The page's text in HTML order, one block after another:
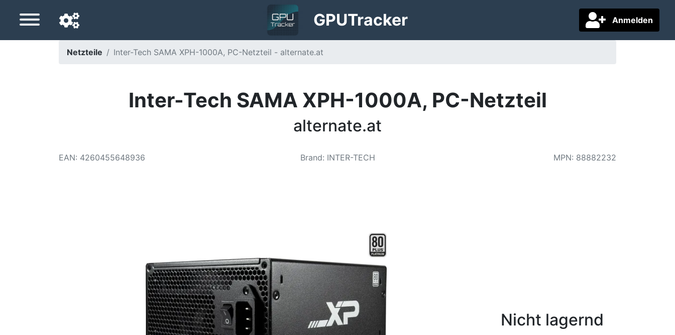
Anmelden
GPUTracker
Einstellungen
Netzteile Inter-Tech SAMA XPH-1000A, PC-Netzteil - alternate.at
Inter-Tech SAMA XPH-1000A, PC-Netzteil
alternate.at
EAN: 4260455648936 Brand: INTER-TECH MPN: 88882232
Nicht lagernd